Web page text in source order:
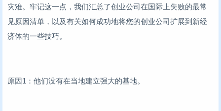
灾难。牢记这一点，我们汇总了创业公司在国际上失败的最常
见原因清单，以及有关如何成功地将您的创业公司扩展到新经
济体的一些技巧。
原因1：他们没有在当地建立强大的基地。